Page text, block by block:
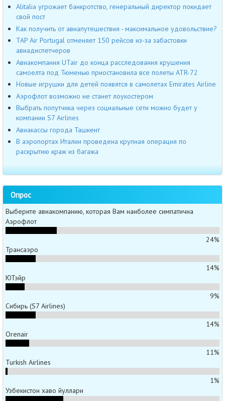
Alitalia угрожает банкротство, генеральный директор покидает
свой пост
Как получить от авиапутешествия - максимальное удовольствие?
TAP Air Portugal отменяет 150 рейсов из-за забастовки
авиадиспетчеров
Авиакомпания UTair до конца расследования крушения
самоелта под Тюменью приостановила все полеты ATR-72
Новые игрушки для детей появятся в самолетах Emirates Airline
Аэрофлот возможно не станет лоукостером
Выбрать попутчика через социальные сети можно будет у
компании S7 Airlines
Авиакассы города Ташкент
В аэропортах Италии проведена крупная операция по
раскрытию краж из багажа
Опрос
Выберите авиакомпанию, которая Вам наиболее симпатична
Аэрофлот
24%
Трансаэро
14%
ЮТэйр
9%
Сибирь (S7 Airlines)
14%
Orenair
11%
Turkish Airlines
1%
Узбекистон хаво йуллари